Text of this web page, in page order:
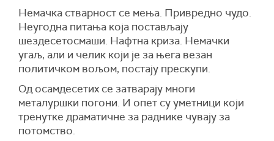
Немачка стварност се мења. Привредно чудо.
Неугодна питања која постављају
шездесетосмаши. Нафтна криза. Немачки
угаљ, али и челик који је за њега везан
политичком вољом, постају прескупи.
Од осамдесетих се затварају многи
металуршки погони. И опет су уметници који
тренутке драматичне за раднике чувају за
потомство.